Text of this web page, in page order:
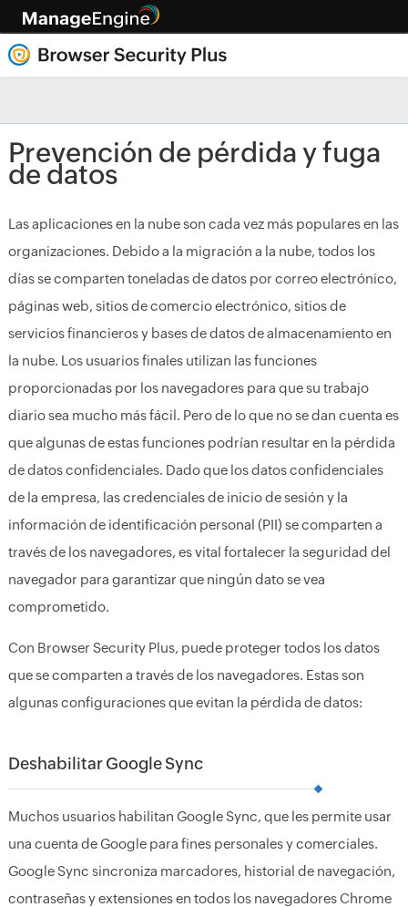
Prevención de pérdida y fuga
de datos
Las aplicaciones en la nube son cada vez más populares en las
organizaciones. Debido a la migración a la nube, todos los
días se comparten toneladas de datos por correo electrónico,
páginas web, sitios de comercio electrónico, sitios de
servicios financieros y bases de datos de almacenamiento en
la nube. Los usuarios finales utilizan las funciones
proporcionadas por los navegadores para que su trabajo
diario sea mucho más fácil. Pero de lo que no se dan cuenta es
que algunas de estas funciones podrían resultar en la pérdida
de datos confidenciales. Dado que los datos confidenciales
de la empresa, las credenciales de inicio de sesión y la
información de identificación personal (PII) se comparten a
través de los navegadores, es vital fortalecer la seguridad del
navegador para garantizar que ningún dato se vea
comprometido.
Con Browser Security Plus, puede proteger todos los datos
que se comparten a través de los navegadores. Estas son
algunas configuraciones que evitan la pérdida de datos:
Deshabilitar Google Sync
Muchos usuarios habilitan Google Sync, que les permite usar
una cuenta de Google para fines personales y comerciales.
Google Sync sincroniza marcadores, historial de navegación,
contraseñas y extensiones en todos los navegadores Chrome